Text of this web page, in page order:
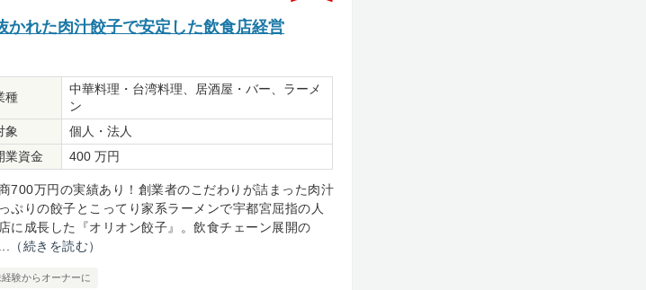
れた肉汁餃子で安定した飲食店経営
種
中華料理・台湾料理、居酒屋・バー、ラーメ
ン
象
個人・法人
業資金
400 万円
700万円の実績あり！創業者のこだわりが詰まった肉汁
ぷりの餃子とこってり家系ラーメンで宇都宮屈指の人
に成長した『オリオン餃子』。飲食チェーン展開の
（続きを読む）
経験からオーナーに